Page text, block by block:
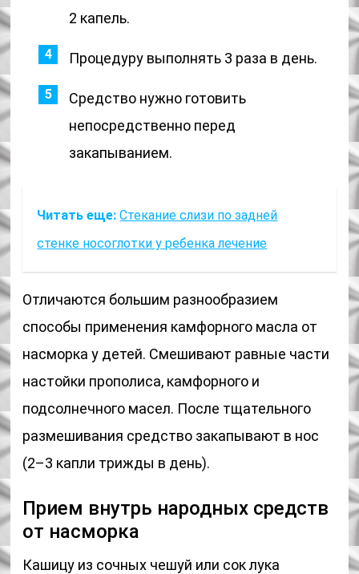
2 капель.
Процедуру выполнять 3 раза в день.
Средство нужно готовить
непосредственно перед
закапыванием.
Читать еще: Стекание слизи по задней
стенке носоглотки у ребенка лечение
Отличаются большим разнообразием
способы применения камфорного масла от
насморка у детей. Смешивают равные части
настойки прополиса, камфорного и
подсолнечного масел. После тщательного
размешивания средство закапывают в нос
(2–3 капли трижды в день).
Прием внутрь народных средств
от насморка
Кашицу из сочных чешуй или сок лука